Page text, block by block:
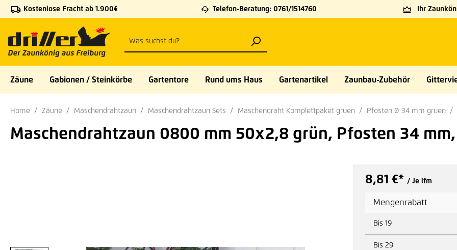
Hauptinhalt springen
Zur Suche springen
Zur Hauptnavigation springen
Kostenlose Fracht ab 1.900€ Telefon-Beratung: 0761/1514760 Ihr
Zäune Gabionen / Steinkörbe Gartentore Rund ums Haus Gartenartikel Zaunbau-Zubehör
Home Zäune Maschendrahtzaun Maschendrahtzaun Sets Maschendraht Komplettpaket gruen Pfosten Ø 34 mm gruen
Maschendrahtzaun 0800 mm 50x2,8 grün, Pfosten 34
8,81 €* / Je lfm
Mengenrabatt
Bis 19
Bis 29